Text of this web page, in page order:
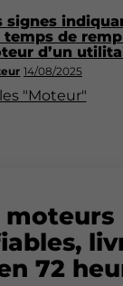
14/08/2025
signes
temps de
d’un
"Moteur"
moteurs
72